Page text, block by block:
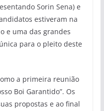
Sorin Sena) e
estiveram na
e uma das grandes
para o pleito deste
a primeira reunião
Boi Garantido”. Os
propostas e ao final